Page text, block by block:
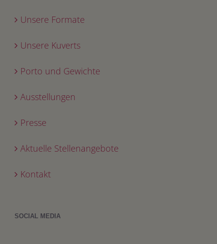
Unsere Formate
Unsere Kuverts
Porto und Gewichte
Ausstellungen
Presse
Aktuelle Stellenangebote
Kontakt
SOCIAL MEDIA